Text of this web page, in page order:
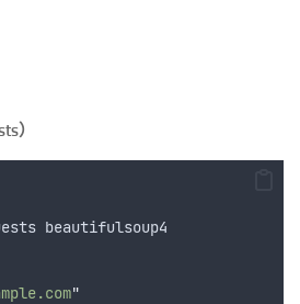
）
beautifulsoup4
"